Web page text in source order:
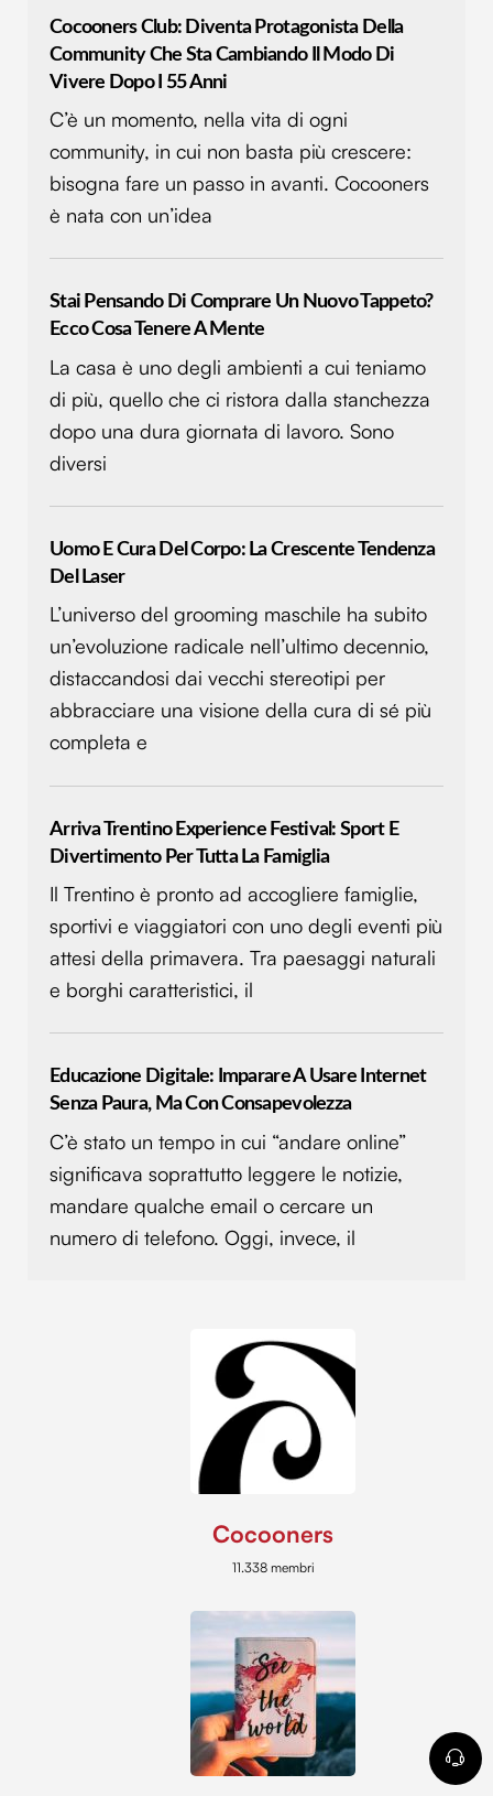
Cocooners Club: Diventa Protagonista Della
Community Che Sta Cambiando Il Modo Di
Vivere Dopo I 55 Anni
C’è un momento, nella vita di ogni
community, in cui non basta più crescere:
bisogna fare un passo in avanti. Cocooners
è nata con un’idea
Stai Pensando Di Comprare Un Nuovo Tappeto?
Ecco Cosa Tenere A Mente
La casa è uno degli ambienti a cui teniamo
di più, quello che ci ristora dalla stanchezza
dopo una dura giornata di lavoro. Sono
diversi
Uomo E Cura Del Corpo: La Crescente Tendenza
Del Laser
L’universo del grooming maschile ha subito
un’evoluzione radicale nell’ultimo decennio,
distaccandosi dai vecchi stereotipi per
abbracciare una visione della cura di sé più
completa e
Arriva Trentino Experience Festival: Sport E
Divertimento Per Tutta La Famiglia
Il Trentino è pronto ad accogliere famiglie,
sportivi e viaggiatori con uno degli eventi più
attesi della primavera. Tra paesaggi naturali
e borghi caratteristici, il
Educazione Digitale: Imparare A Usare Internet
Senza Paura, Ma Con Consapevolezza
C’è stato un tempo in cui “andare online”
significava soprattutto leggere le notizie,
mandare qualche email o cercare un
numero di telefono. Oggi, invece, il
Cocooners
11.338 membri